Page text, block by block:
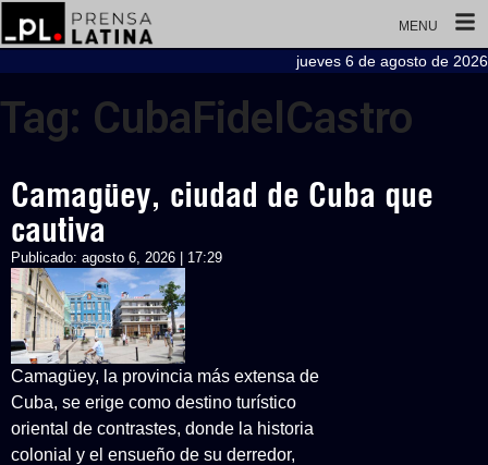
MENU
jueves 6 de agosto de 2026
Tag: CubaFidelCastro
Camagüey, ciudad de Cuba que
cautiva
Publicado: agosto 6, 2026 | 17:29
Camagüey, la provincia más extensa de
Cuba, se erige como destino turístico
oriental de contrastes, donde la historia
colonial y el ensueño de su derredor,